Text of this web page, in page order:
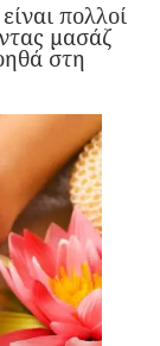
πολλοί
μασάζ
στη